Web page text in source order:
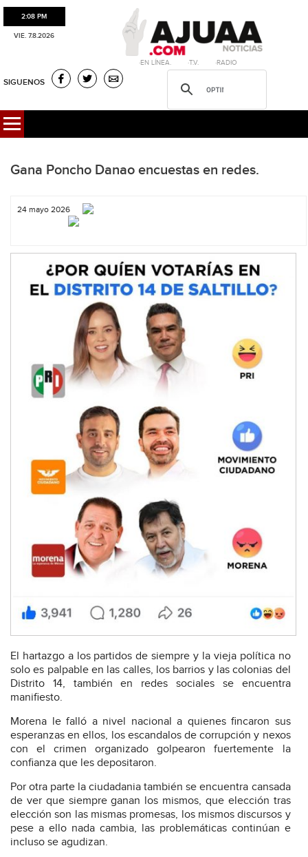
2:08 PM
VIE. 7.8.2026
·EN LÍNEA. ·T.V. ·RADIO
SIGUENOS
Gana Poncho Danao encuestas en redes.
24 mayo 2026
El hartazgo a los partidos de siempre y la vieja política no
solo es palpable en las calles, los barrios y las colonias del
Distrito 14, también en redes sociales se encuentra
manifiesto.
Morena le falló a nivel nacional a quienes fincaron sus
esperanzas en ellos, los escandalos de corrupción y nexos
con el crimen organizado golpearon fuertemente la
confianza que les depositaron.
Por otra parte la ciudadania también se encuentra cansada
de ver que siempre ganan los mismos, que elección tras
elección son las mismas promesas, los mismos discursos y
pese a ello nada cambia, las problemáticas continúan e
incluso se agudizan.